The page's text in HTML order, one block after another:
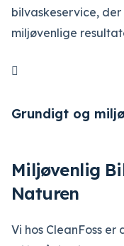
bilvaskeservice,
miljøvenlige

Grundigt og
Miljøvenlig
Naturen
Vi hos CleanFoss